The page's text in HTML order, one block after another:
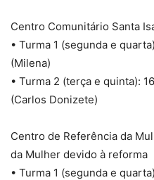
Centro Comunitário Santa
• Turma 1 (segunda e
(Milena)
• Turma 2 (terça e quinta):
(Carlos Donizete)
Centro de Referência da
da Mulher devido à reforma
• Turma 1 (segunda e